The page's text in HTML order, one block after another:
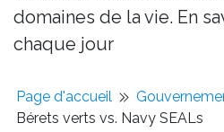
domaines de la vie. En
chaque jour
Page d'accueil
Bérets verts vs. Navy SEALs